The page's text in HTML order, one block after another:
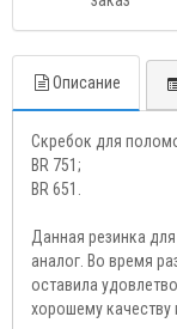
Описание
Скребок для
BR 751;
BR 651.
Данная резинка
аналог. Во время
оставила
хорошему качеству